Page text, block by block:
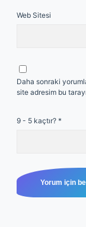
Web Sitesi
Daha sonraki
site adresim bu
9 - 5 kaçtır? *